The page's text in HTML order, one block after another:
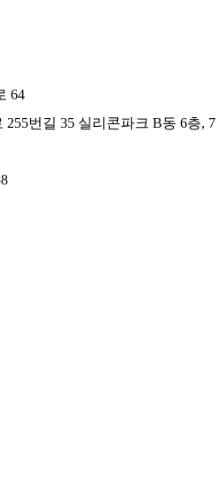
64
번길 35 실리콘파크 B동 6층, 7